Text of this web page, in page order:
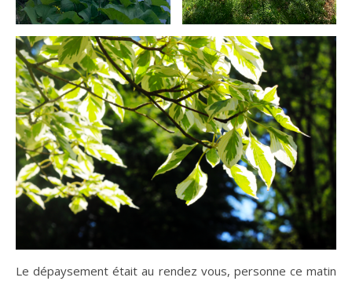
Le dépaysement était au rendez vous, personne ce matin